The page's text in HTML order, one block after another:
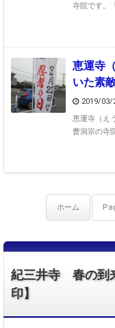
寺院です。
恵運寺
いた素
2019/03/
恵運寺（え
曹洞宗の寺
ホーム
紀三井寺 春の到
印】